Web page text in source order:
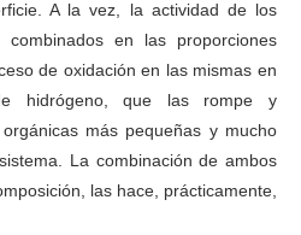
A la vez, la actividad de los
en las proporciones
de oxidación en las mismas en
hidrógeno, que las rompe y
más pequeñas y mucho
La combinación de ambos
las hace, prácticamente,